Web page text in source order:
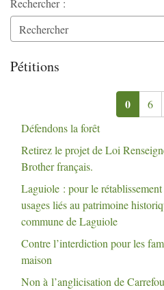
Rechercher :
Pétitions
0 6
Défendons la forêt
Retirez le projet de Loi
Brother français.
Laguiole : pour le
usages liés au patrimoine
commune de Laguiole
Contre l’interdiction pour les
maison
Non à l’anglicisation de